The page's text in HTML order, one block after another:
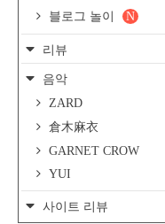
블로그 놀이
N
리뷰
음악
ZARD
倉木麻衣
GARNET CROW
YUI
사이트 리뷰